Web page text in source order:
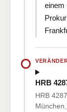
einem
HRB
HRB